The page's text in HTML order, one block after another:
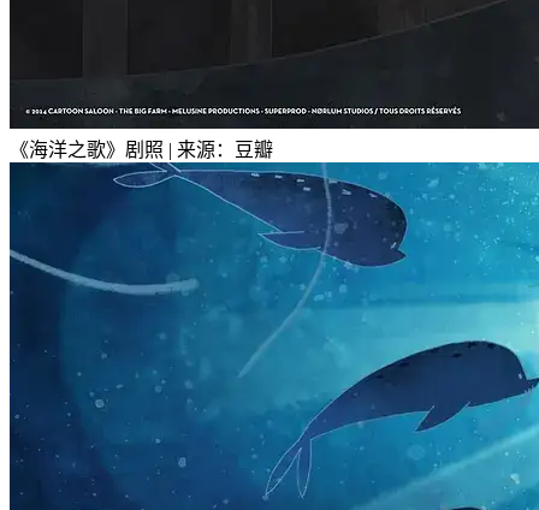
《海洋之歌》剧照 | 来源：豆瓣